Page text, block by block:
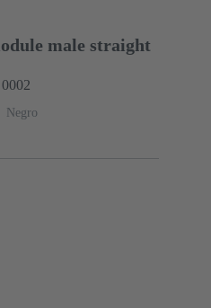
male straight
Negro